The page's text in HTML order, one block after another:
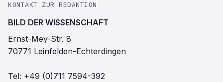
KONTAKT ZUR REDAKTION
BILD DER WISSENSCHAFT
Ernst-Mey-Str. 8
70771 Leinfelden-Echterdingen
Tel: +49 (0)711 7594-392